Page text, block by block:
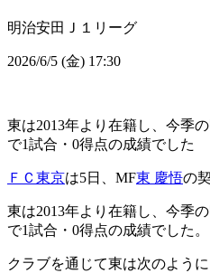
明治安田Ｊ１リーグ
2026/6/5 (金) 17:30
東は2013年より在籍し、今季
で1試合・0得点の成績でした
ＦＣ東京は5日、MF東 慶悟の
東は2013年より在籍し、今季
で1試合・0得点の成績でした。
クラブを通じて東は次のよう